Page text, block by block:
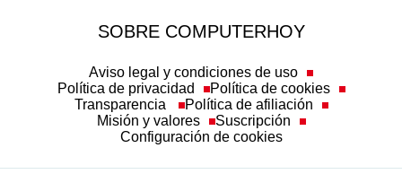
SOBRE COMPUTERHOY
Aviso legal y condiciones de uso
Política de privacidad
Política de cookies
Transparencia
Política de afiliación
Misión y valores
Suscripción
Configuración de cookies